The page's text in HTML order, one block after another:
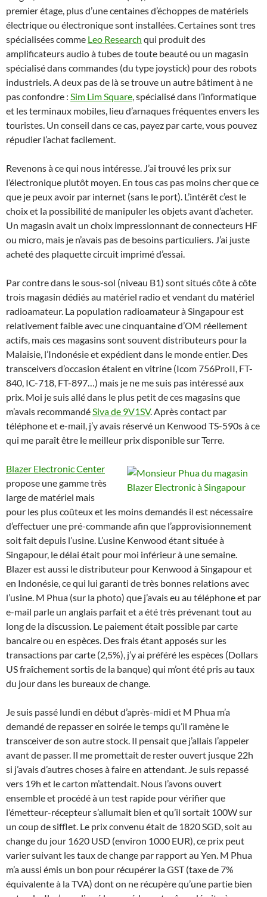
premier étage, plus d’une centaines d’échoppes de matériels
électrique ou électronique sont installées. Certaines sont tres
spécialisées comme Leo Research qui produit des
amplificateurs audio à tubes de toute beauté ou un magasin
spécialisé dans commandes (du type joystick) pour des robots
industriels. A deux pas de là se trouve un autre bâtiment à ne
pas confondre : Sim Lim Square, spécialisé dans l’informatique
et les terminaux mobiles, lieu d’arnaques fréquentes envers les
touristes. Un conseil dans ce cas, payez par carte, vous pouvez
répudier l’achat facilement.
Revenons à ce qui nous intéresse. J’ai trouvé les prix sur
l’électronique plutôt moyen. En tous cas pas moins cher que ce
que je peux avoir par internet (sans le port). L’intérêt c’est le
choix et la possibilité de manipuler les objets avant d’acheter.
Un magasin avait un choix impressionnant de connecteurs HF
ou micro, mais je n’avais pas de besoins particuliers. J’ai juste
acheté des plaquette circuit imprimé d’essai.
Par contre dans le sous-sol (niveau B1) sont situés côte à côte
trois magasin dédiés au matériel radio et vendant du matériel
radioamateur. La population radioamateur à Singapour est
relativement faible avec une cinquantaine d’OM réellement
actifs, mais ces magasins sont souvent distributeurs pour la
Malaisie, l’Indonésie et expédient dans le monde entier. Des
transceivers d’occasion étaient en vitrine (Icom 756ProII, FT-
840, IC-718, FT-897…) mais je ne me suis pas intéressé aux
prix. Moi je suis allé dans le plus petit de ces magasins que
m’avais recommandéSiva de 9V1SV. Après contact par
téléphone et e-mail, j’y avais réservé un Kenwood TS-590s à ce
qui me paraît être le meilleur prix disponible sur Terre.
Blazer Electronic Center
propose une gamme très
large de matériel mais
pour les plus coûteux et les moins demandés il est nécessaire
d’effectuer une pré-commande afin que l’approvisionnement
soit fait depuis l’usine. L’usine Kenwood étant située à
Singapour, le délai était pour moi inférieur à une semaine.
Blazer est aussi le distributeur pour Kenwood à Singapour et
en Indonésie, ce qui lui garanti de très bonnes relations avec
l’usine. M Phua (sur la photo) que j’avais eu au téléphone et par
e-mail parle un anglais parfait et a été très prévenant tout au
long de la discussion. Le paiement était possible par carte
bancaire ou en espèces. Des frais étant apposés sur les
transactions par carte (2,5%), j’y ai préféré les espèces (Dollars
US fraîchement sortis de la banque) qui m’ont été pris au taux
du jour dans les bureaux de change.
Je suis passé lundi en début d’après-midi et M Phua m’a
demandé de repasser en soirée le temps qu’il ramène le
transceiver de son autre stock. Il pensait que j’allais l’appeler
avant de passer. Il me promettait de rester ouvert jusque 22h
si j’avais d’autres choses à faire en attendant. Je suis repassé
vers 19h et le carton m’attendait. Nous l’avons ouvert
ensemble et procédé à un test rapide pour vérifier que
l’émetteur-récepteur s’allumait bien et qu’il sortait 100W sur
un coup de sifflet. Le prix convenu était de 1820 SGD, soit au
change du jour 1620 USD (environ 1000 EUR), ce prix peut
varier suivant les taux de change par rapport au Yen. M Phua
m’a aussi émis un bon pour récupérer la GST (taxe de 7%
équivalente à la TVA) dont on ne récupère qu’une partie bien